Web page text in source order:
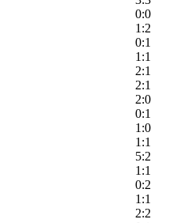
0:0
1:2
0:1
1:1
2:1
2:1
2:0
0:1
1:0
1:1
5:2
1:1
0:2
1:1
2:2